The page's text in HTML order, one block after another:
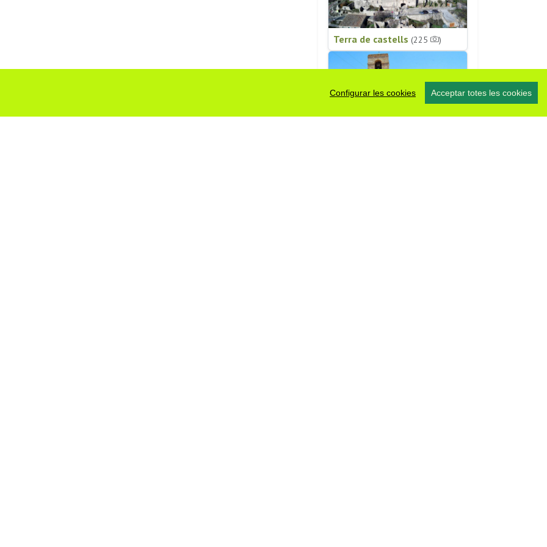
Configurar les cookies Acceptar totes les cookies
Terra de castells (225 )